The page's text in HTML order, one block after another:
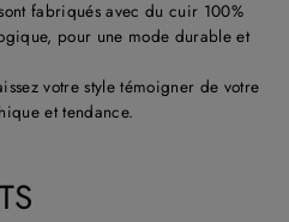
fabriqués avec du cuir 100%
pour une mode durable et
votre style témoigner de votre
et tendance.